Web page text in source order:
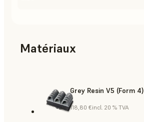
Matériaux
Grey Resin V5 (Form 4)
118,80 €incl. 20 % TVA